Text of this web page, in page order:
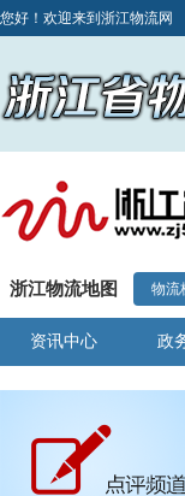
您好！欢迎来到浙江物流网
浙江物流地图 物流
资讯中心 政